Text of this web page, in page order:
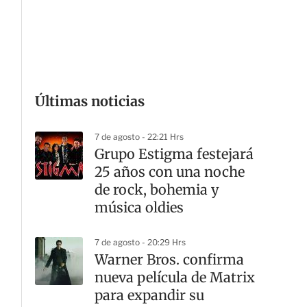
Últimas noticias
7 de agosto - 22:21 Hrs
Grupo Estigma festejará
25 años con una noche
de rock, bohemia y
música oldies
7 de agosto - 20:29 Hrs
Warner Bros. confirma
nueva película de Matrix
para expandir su